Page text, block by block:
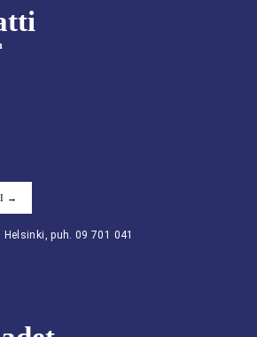
→
puh. 09 701 041